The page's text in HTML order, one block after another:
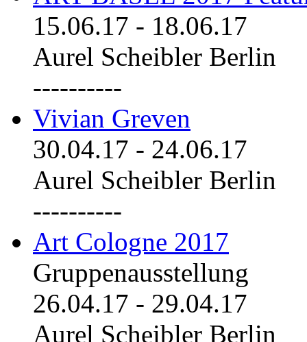
15.06.17 - 18.06.17
Aurel Scheibler Berlin
----------
Vivian Greven
30.04.17 - 24.06.17
Aurel Scheibler Berlin
----------
Art Cologne 2017
Gruppenausstellung
26.04.17 - 29.04.17
Aurel Scheibler Berlin